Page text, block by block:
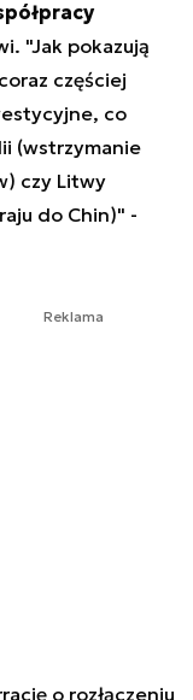
"Jak pokazują
częściej
co
(wstrzymanie
czy Litwy
do Chin)" -
Reklama
o rozłączeniu